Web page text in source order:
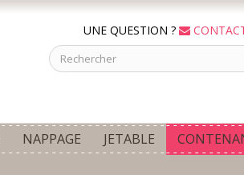
UNE QUESTION ?
NAPPAGE JETABLE